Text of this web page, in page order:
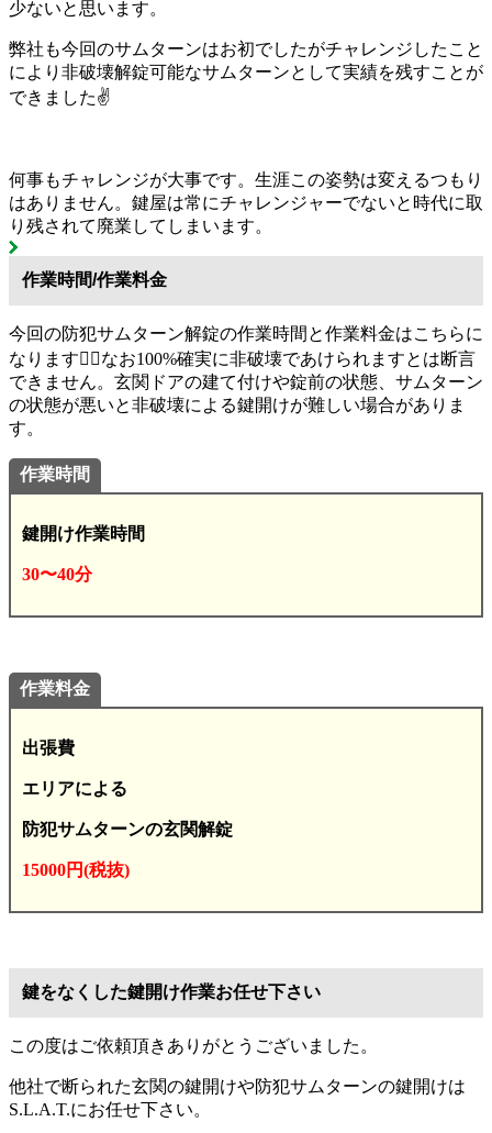
少ないと思います。
弊社も今回のサムターンはお初でしたがチャレンジしたこと
により非破壊解錠可能なサムターンとして実績を残すことが
できました✌️
何事もチャレンジが大事です。生涯この姿勢は変えるつもり
はありません。鍵屋は常にチャレンジャーでないと時代に取
り残されて廃業してしまいます。
作業時間/作業料金
今回の防犯サムターン解錠の作業時間と作業料金はこちらに
なります💁‍♂️なお100%確実に非破壊であけられますとは断言
できません。玄関ドアの建て付けや錠前の状態、サムターン
の状態が悪いと非破壊による鍵開けが難しい場合がありま
す。
作業時間
鍵開け作業時間
30〜40分
作業料金
出張費
エリアによる
防犯サムターンの玄関解錠
15000円(税抜)
鍵をなくした鍵開け作業お任せ下さい
この度はご依頼頂きありがとうございました。
他社で断られた玄関の鍵開けや防犯サムターンの鍵開けは
S.L.A.T.にお任せ下さい。